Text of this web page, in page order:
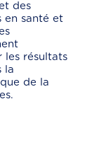
des
en santé et
les résultats
la
de la